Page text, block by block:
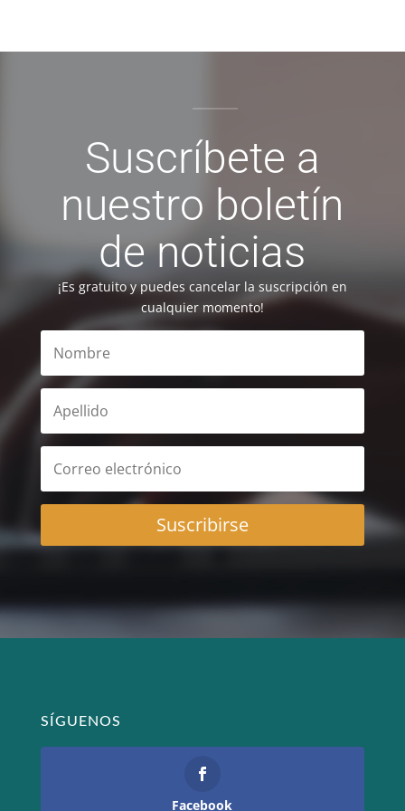
Suscríbete a
nuestro boletín
de noticias
¡Es gratuito y puedes cancelar la suscripción en
cualquier momento!
Suscribirse
SÍGUENOS
Facebook